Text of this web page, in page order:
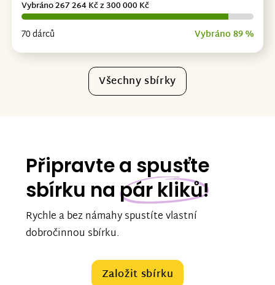
70 dárců Vybráno 89 %
Vybráno 267 264 Kč z 300 000 Kč
Všechny sbírky
Připravte a spusťte
sbírku na pár kliků!
Rychle a bez námahy spustíte vlastní
dobročinnou sbírku.
Založit sbírku